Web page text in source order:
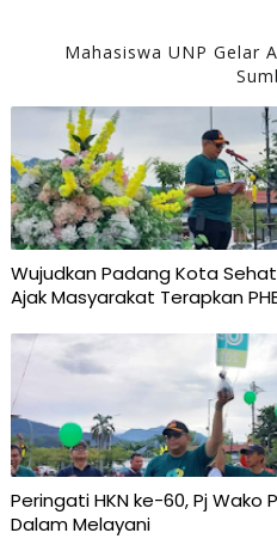
Mahasiswa UNP Gelar
Wujudkan Padang Kota
Ajak Masyarakat Terapkan
Peringati HKN ke-60, Pj Wako
Dalam Melayani